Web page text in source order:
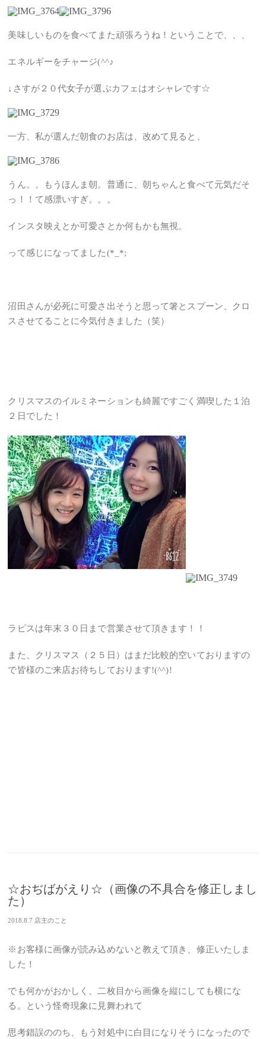
美味しいものを食べてまた頑張ろうね！ということで、、、
エネルギーをチャージ(^^♪
↓さすが２０代女子が選ぶカフェはオシャレです☆
一方、私が選んだ朝食のお店は、改めて見ると、
うん。。もうほんま朝。普通に、朝ちゃんと食べて元気だそ
っ！！て感漂いすぎ。。。
インスタ映えとか可愛さとか何もかも無視。
って感じになってました(*_*;
沼田さんが必死に可愛さ出そうと思って箸とスプーン、クロ
スさせてることに今気付きました（笑）
クリスマスのイルミネーションも綺麗ですごく満喫した１泊
２日でした！
ラピスは年末３０日まで営業させて頂きます！！
また、クリスマス（２５日）はまだ比較的空いておりますの
で皆様のご来店お待ちしております!(^^)!
☆おぢばがえり☆（画像の不具合を修正しまし
た）
2018.8.7 店主のこと
※お客様に画像が読み込めないと教えて頂き、修正いたしま
した！
でも何かがおかしく、二枚目から画像を縦にしても横にな
る。という怪奇現象に見舞われて
思考錯誤ののち、もう対処中に白目になりそうになったので